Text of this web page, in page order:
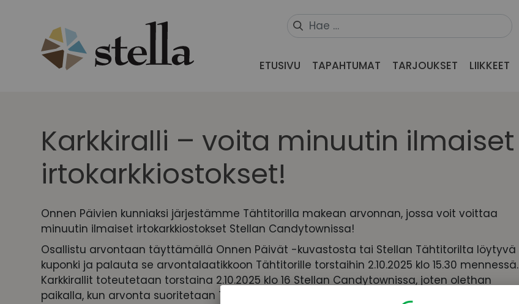
ETUSIVU TAPAHTUMAT TARJOUKSET LIIKKEET
Karkkiralli – voita minuutin ilmaiset
irtokarkkiostokset!
Onnen Päivien kunniaksi järjestämme Tähtitorilla makean arvonnan, jossa voit voittaa
minuutin ilmaiset irtokarkkiostokset Stellan Candytownissa!
Osallistu arvontaan täyttämällä Onnen Päivät -kuvastosta tai Stellan Tähtitorilta löytyvä
kuponki ja palauta se arvontalaatikkoon Tähtitorille torstaihin 2.10.2025 klo 15.30 mennessä.
Karkkirallit toteutetaan torstaina 2.10.2025 klo 16 Stellan Candytownissa, joten olethan
paikalla, kun arvonta suoritetaan Tähtitorilla!